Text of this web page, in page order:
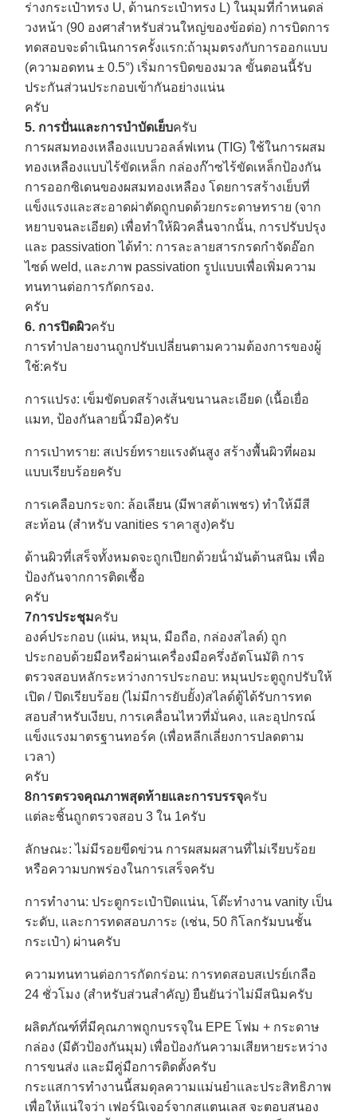
ร่างกระเป๋าทรง U, ด้านกระเป๋าทรง L) ในมุมที่กําหนดล่
วงหน้า (90 องศาสําหรับส่วนใหญ่ของข้อต่อ) การบิดการ
ทดสอบจะดําเนินการครั้งแรก:ถ้ามุมตรงกับการออกแบบ
(ความอดทน ± 0.5°) เริ่มการบิดของมวล ขั้นตอนนี้รับ
ประกันส่วนประกอบเข้ากันอย่างแน่น
ครับ
5. การปั่นและการบําบัดเย็บครับ
การผสมทองเหลืองแบบวอลล์ฟเทน (TIG) ใช้ในการผสม
ทองเหลืองแบบไร้ขัดเหล็ก กล่องก๊าซไร้ขัดเหล็กป้องกัน
การออกซิเดนของผสมทองเหลือง โดยการสร้างเย็บที่
แข็งแรงและสะอาดผ่าตัดถูกบดด้วยกระดาษทราย (จาก
หยาบจนละเอียด) เพื่อทําให้ผิวคลื่นจากนั้น, การปรับปรุง
และ passivation ได้ทํา: การละลายสารกรดกําจัดอ๊อก
ไซด์ weld, และภาพ passivation รูปแบบเพื่อเพิ่มความ
ทนทานต่อการกัดกรอง.
ครับ
6. การปิดผิวครับ
การทําปลายงานถูกปรับเปลี่ยนตามความต้องการของผู้
ใช้:ครับ
การแปรง: เข็มขัดบดสร้างเส้นขนานละเอียด (เนื้อเยื่อ
แมท, ป้องกันลายนิ้วมือ)ครับ
การเป่าทราย: สเปรย์ทรายแรงดันสูง สร้างพื้นผิวที่ผอม
แบบเรียบร้อยครับ
การเคลือบกระจก: ล้อเลียน (มีพาสต้าเพชร) ทําให้มีสี
สะท้อน (สําหรับ vanities ราคาสูง)ครับ
ด้านผิวที่เสร็จทั้งหมดจะถูกเปียกด้วยน้ํามันต้านสนิม เพื่อ
ป้องกันจากการติดเชื้อ
ครับ
7การประชุมครับ
องค์ประกอบ (แผ่น, หมุน, มือถือ, กล่องสไลด์) ถูก
ประกอบด้วยมือหรือผ่านเครื่องมือครึ่งอัตโนมัติ การ
ตรวจสอบหลักระหว่างการประกอบ: หมุนประตูถูกปรับให้
เปิด / ปิดเรียบร้อย (ไม่มีการยับยั้ง)สไลด์ตู้ได้รับการทด
สอบสําหรับเงียบ, การเคลื่อนไหวที่มั่นคง, และอุปกรณ์
แข็งแรงมาตรฐานทอร์ค (เพื่อหลีกเลี่ยงการปลดตาม
เวลา)
ครับ
8การตรวจคุณภาพสุดท้ายและการบรรจุครับ
แต่ละชิ้นถูกตรวจสอบ 3 ใน 1ครับ
ลักษณะ: ไม่มีรอยขีดข่วน การผสมผสานที่ไม่เรียบร้อย
หรือความบกพร่องในการเสร็จครับ
การทํางาน: ประตูกระเป๋าปิดแน่น, โต๊ะทํางาน vanity เป็น
ระดับ, และการทดสอบภาระ (เช่น, 50 กิโลกรัมบนชั้น
กระเป๋า) ผ่านครับ
ความทนทานต่อการกัดกร่อน: การทดสอบสเปรย์เกลือ
24 ชั่วโมง (สําหรับส่วนสําคัญ) ยืนยันว่าไม่มีสนิมครับ
ผลิตภัณฑ์ที่มีคุณภาพถูกบรรจุใน EPE โฟม + กระดาษ
กล่อง (มีตัวป้องกันมุม) เพื่อป้องกันความเสียหายระหว่าง
การขนส่ง และมีคู่มือการติดตั้งครับ
กระแสการทํางานนี้สมดุลความแม่นยําและประสิทธิภาพ
เพื่อให้แน่ใจว่า เฟอร์นิเจอร์จากสแตนเลส จะตอบสนอง